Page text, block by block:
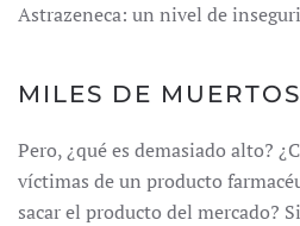
Astrazeneca: un nivel de
MILES DE
Pero, ¿qué es demasiado alto?
víctimas de un producto
sacar el producto del mercado?